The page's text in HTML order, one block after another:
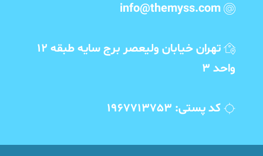
info@themyss.com
تهران خیابان ولیعصر برج سایه طبقه 12
واحد 3
کد پستی: 1967713753